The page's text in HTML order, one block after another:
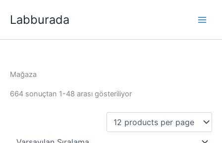
atlaLabburada
Mağaza
664 sonuçtan 1-48 arası gösteriliyor